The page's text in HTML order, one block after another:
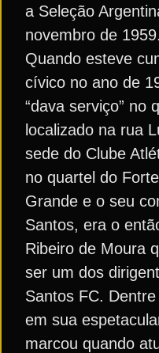
a Seleção
novembro de 1959.
Quando esteve
cívico no ano de
“dava serviço” no
localizado na rua
sede do Clube
no quartel do
Grande e o seu
Santos, era o
Ribeiro de Moura
ser um dos
Santos FC.
em sua
marcou quando